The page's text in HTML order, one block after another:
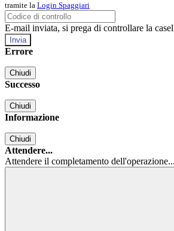
tramite la Login Spaggiari
E-mail inviata, si prega di controllare la
Errore
Chiudi
Successo
Chiudi
Informazione
Chiudi
Attendere...
Attendere il completamento dell'operazione...